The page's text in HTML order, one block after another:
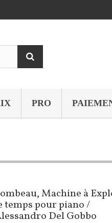
PRO
Machine à
temps pour piano /
Del Gobbo